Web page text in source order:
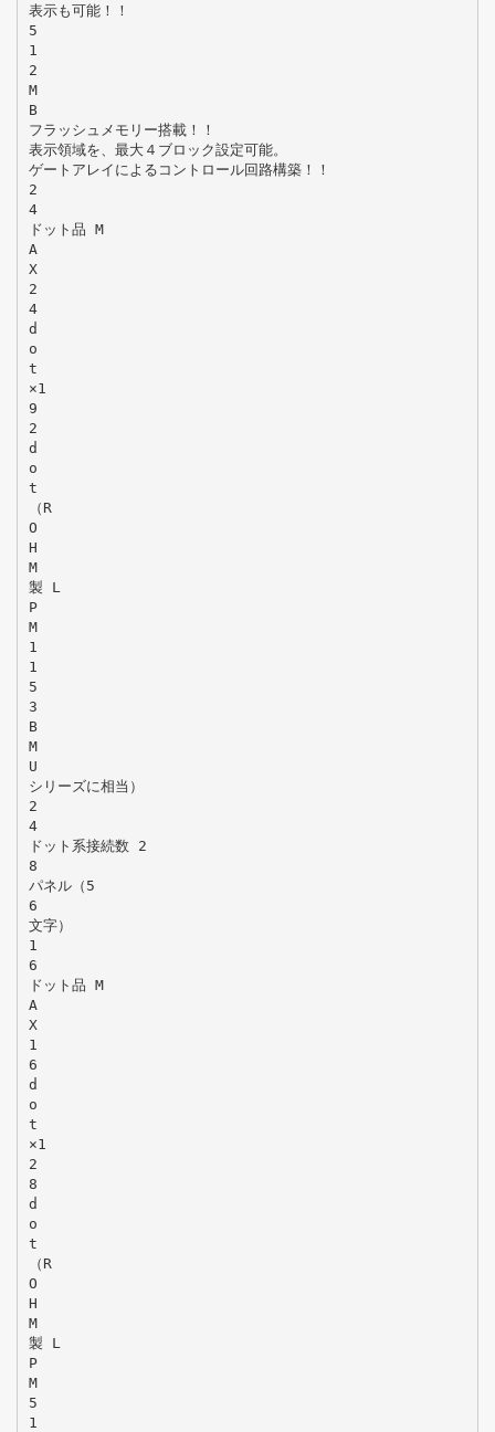
表示も可能！！
5
1
2
M
B
フラッシュメモリー搭載！！
表示領域を、最大４ブロック設定可能。
ゲートアレイによるコントロール回路構築！！
2
4
ドット品 M
A
X
2
4
d
o
t
×1
9
2
d
o
t
（R
O
H
M
製 L
P
M
1
1
5
3
B
M
U
シリーズに相当）
2
4
ドット系接続数 2
8
パネル（5
6
文字）
1
6
ドット品 M
A
X
1
6
d
o
t
×1
2
8
d
o
t
（R
O
H
M
製 L
P
M
5
1